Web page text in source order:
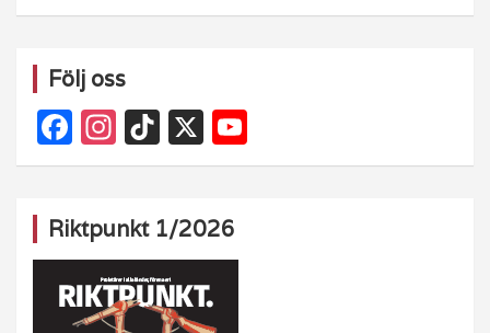
Följ oss
F
a
e
b
o
In
st
g
ra
m
Ti
k
o
k
X
o
Riktpunkt 1/2026